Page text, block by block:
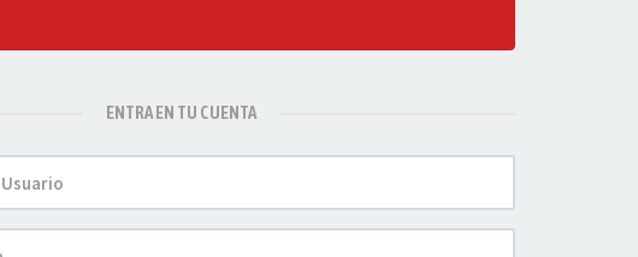
ENTRA EN TU CUENTA